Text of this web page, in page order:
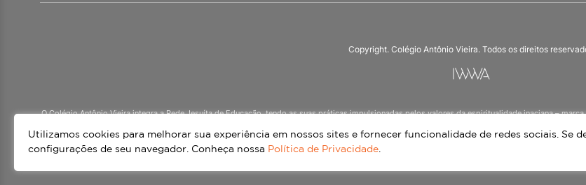
Copyright. Colégio Antônio Vieira. Todos os direitos
O Colégio Antônio Vieira integra a Rede Jesuíta de Educação, tendo as suas práticas impulsionadas pelos valores da espiritualidade inaciana –
Utilizamos cookies para melhorar sua experiência em nossos sites e fornecer funcionalidade de redes sociais. Se
configurações de seu navegador. Conheça nossa Política de Privacidade